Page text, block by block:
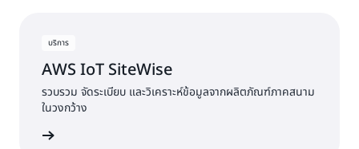
บริการ
AWS IoT SiteWise
รวบรวม จัดระเบียบ และวิเคราะห์ข้อมูลจากผลิตภัณฑ์ภาคสนาม
ในวงกว้าง